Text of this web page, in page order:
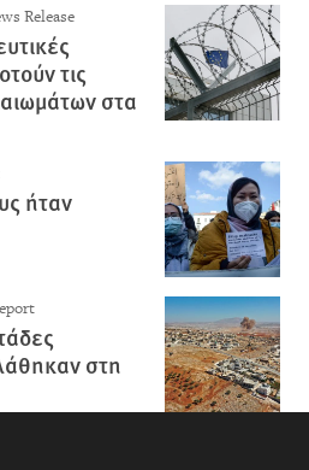
Release
τις
στα
ήταν
στη